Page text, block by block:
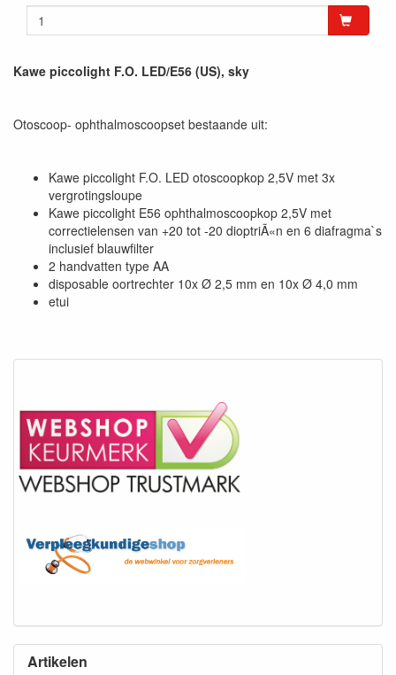
Artikelen
Kawe piccolight F.O. LED/E56 (US), sky
Otoscoop- ophthalmoscoopset bestaande uit:
Kawe piccolight F.O. LED otoscoopkop 2,5V met 3x
vergrotingsloupe
Kawe piccolight E56 ophthalmoscoopkop 2,5V met
correctielensen van +20 tot -20 dioptriÃ«n en 6 diafragma`s
inclusief blauwfilter
2 handvatten type AA
disposable oortrechter 10x Ø 2,5 mm en 10x Ø 4,0 mm
etui